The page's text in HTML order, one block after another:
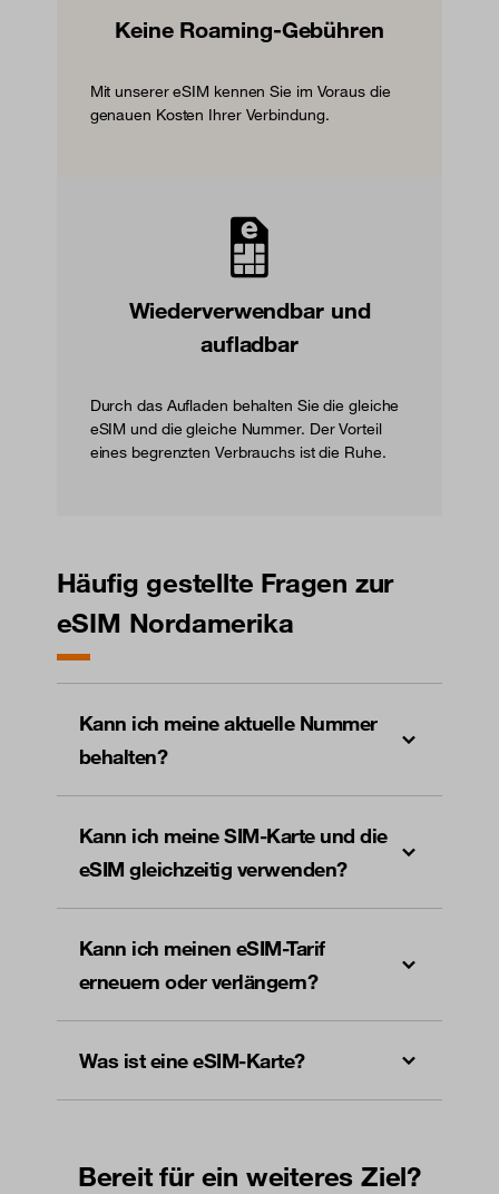
Keine Roaming-Gebühren
Mit unserer eSIM kennen Sie im Voraus die
genauen Kosten Ihrer Verbindung.
Wiederverwendbar und
aufladbar
Durch das Aufladen behalten Sie die gleiche
eSIM und die gleiche Nummer. Der Vorteil
eines begrenzten Verbrauchs ist die Ruhe.
Häufig gestellte Fragen zur
eSIM Nordamerika
Kann ich meine aktuelle Nummer
behalten?
Kann ich meine SIM-Karte und die
eSIM gleichzeitig verwenden?
Kann ich meinen eSIM-Tarif
erneuern oder verlängern?
Was ist eine eSIM-Karte?
Bereit für ein weiteres Ziel?